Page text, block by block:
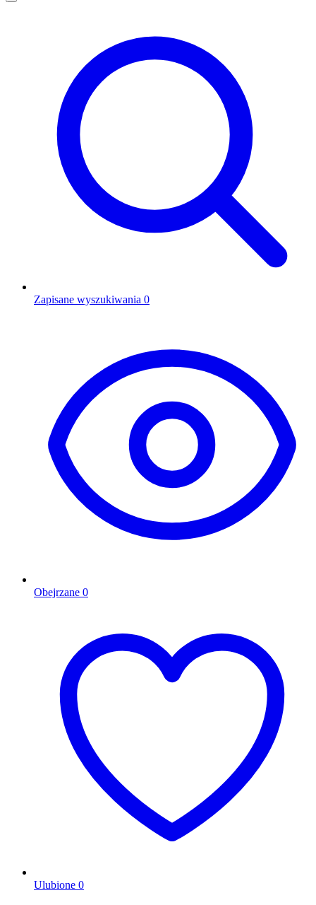
Zapisane wyszukiwania 0
Obejrzane 0
Ulubione 0